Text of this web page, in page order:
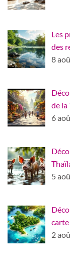
Les
des
8
de
6
5
2